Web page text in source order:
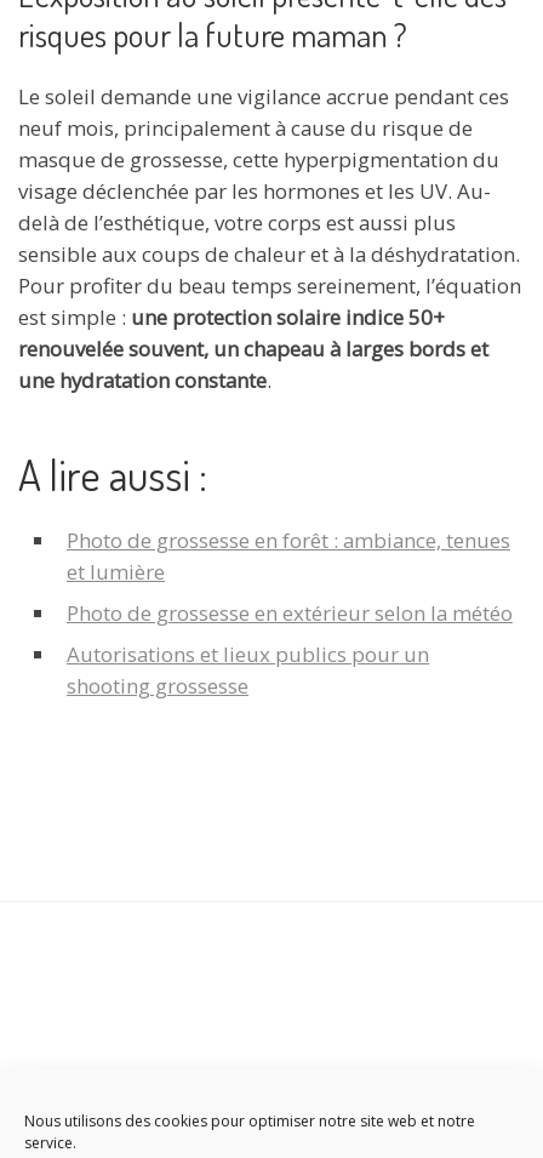
Nous utilisons des cookies pour optimiser notre site web et notre
service.
risques pour la future maman ?
Le soleil demande une vigilance accrue pendant ces
neuf mois, principalement à cause du risque de
masque de grossesse, cette hyperpigmentation du
visage déclenchée par les hormones et les UV. Au-
delà de l’esthétique, votre corps est aussi plus
sensible aux coups de chaleur et à la déshydratation.
Pour profiter du beau temps sereinement, l’équation
est simple : une protection solaire indice 50+
renouvelée souvent, un chapeau à larges bords et
une hydratation constante.
A lire aussi :
Photo de grossesse en forêt : ambiance, tenues
et lumière
Photo de grossesse en extérieur selon la météo
Autorisations et lieux publics pour un
shooting grossesse